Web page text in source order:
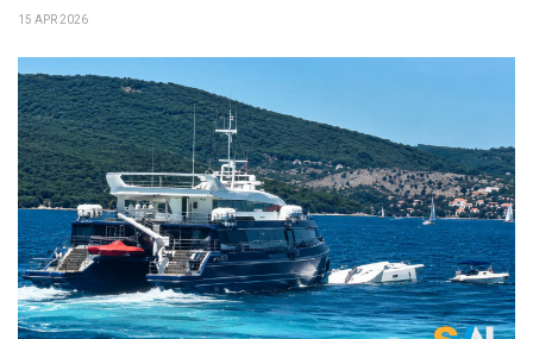
15 APR 2026